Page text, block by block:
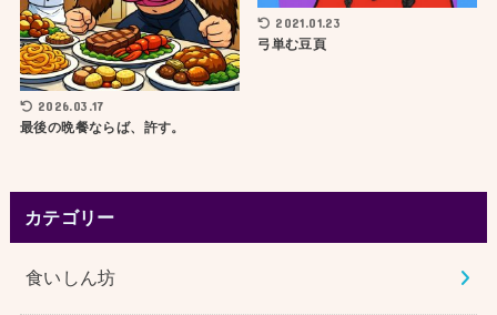
2026.03.17
最後の晩餐ならば、許す。
2021.01.23
弓単む豆頁
カテゴリー
食いしん坊